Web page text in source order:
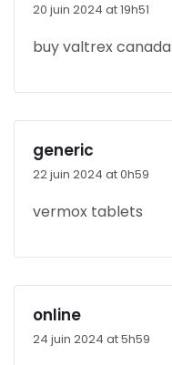
20 juin 2024 at 19h51
buy valtrex canada
generic
22 juin 2024 at 0h59
vermox tablets
online
24 juin 2024 at 5h59